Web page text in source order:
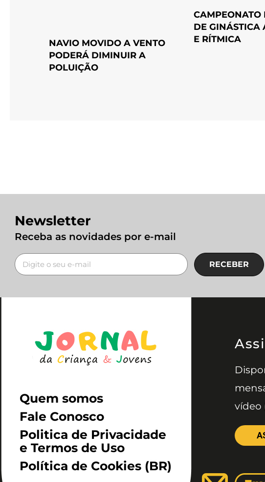
NAVIO MOVIDO A VENTO
PODERÁ DIMINUIR A
POLUIÇÃO
DE GINÁSTICA
E RÍTMICA
Newsletter
Receba as novidades por e-mail
RECEBER
Quem somos
Fale Conosco
Politica de Privacidade
e Termos de Uso
Política de Cookies (BR)
vídeo